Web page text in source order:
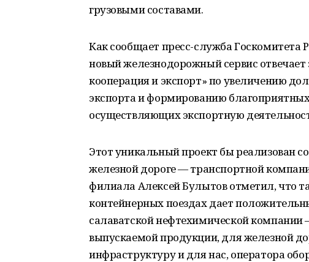
грузовыми составами.
Как сообщает пресс-служба Госкомитета
новый железнодорожный сервис
кооперация и экспорт» по увеличению
экспорта и формированию
осуществляющих экспортную
Этот уникальный проект бы реализован
железной дороге — транспортной
филиала Алексей Булытов отметил, что
контейнерных поездах дает
салаватской нефтехимической компании
выпускаемой продукции, для железной
инфраструктуру и для нас, оператора